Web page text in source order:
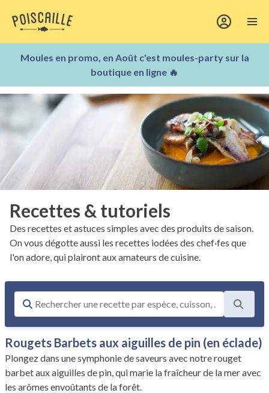
Moules en promo, en Août c'est moules-party sur la
boutique en ligne 🔥
Recettes & tutoriels
Des recettes et astuces simples avec des produits de saison.
On vous dégotte aussi les recettes iodées des chef·fes que
l'on adore, qui plairont aux amateurs de cuisine.
Rougets Barbets aux aiguilles de pin (en éclade)
Plongez dans une symphonie de saveurs avec notre rouget
barbet aux aiguilles de pin, qui marie la fraîcheur de la mer avec
les arômes envoûtants de la forêt.